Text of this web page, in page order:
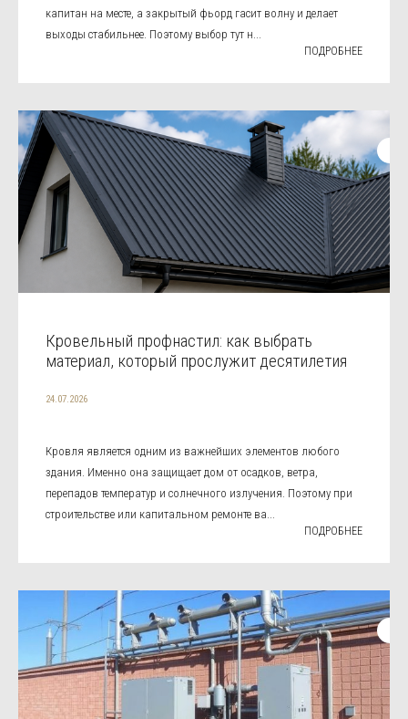
капитан на месте, а закрытый фьорд гасит волну и делает
выходы стабильнее. Поэтому выбор тут н...
ПОДРОБНЕЕ
Кровельный профнастил: как выбрать
материал, который прослужит десятилетия
24.07.2026
Кровля является одним из важнейших элементов любого
здания. Именно она защищает дом от осадков, ветра,
перепадов температур и солнечного излучения. Поэтому при
строительстве или капитальном ремонте ва...
ПОДРОБНЕЕ